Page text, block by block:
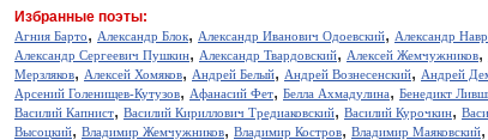
Избранные поэты:
Агния Барто, Александр Блок, Александр Иванович Одоевский, Александр
Александр Сергеевич Пушкин, Александр Твардовский, Алексей Жемчужников,
Мерзляков, Алексей Хомяков, Андрей Белый, Андрей Вознесенский, Андрей
Арсений Голенищев-Кутузов, Афанасий Фет, Белла Ахмадулина, Бенедикт
Василий Капнист, Василий Кириллович Тредиаковский, Василий Курочкин,
Высоцкий, Владимир Жемчужников, Владимир Костров, Владимир Маяковский,